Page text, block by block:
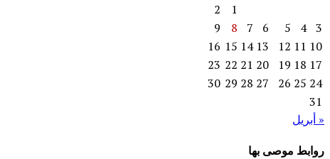
1
2
3
4
5
6
7
8
9
10
11
12
13
14
15
16
17
18
19
20
21
22
23
24
25
26
27
28
29
30
31
« أبريل
روابط موصى بها